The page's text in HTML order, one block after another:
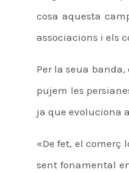
cosa aquesta
associacions i els
Per la seua
pujem les
ja que evoluciona
«De fet, el comerç
sent fonamental